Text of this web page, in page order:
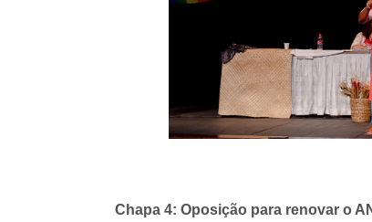
Chapa 4: Oposição para renovar o